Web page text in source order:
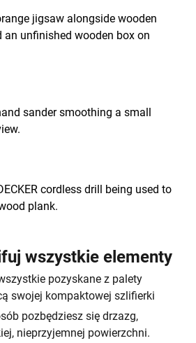
wszystkie elementy
pozyskane z palety
swojej kompaktowej szlifierki
pozbędziesz się drzazg,
nieprzyjemnej powierzchni.